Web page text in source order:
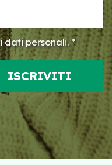
personali. *